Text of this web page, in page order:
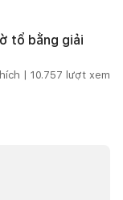
tổ bằng giải
| 10.757 lượt xem